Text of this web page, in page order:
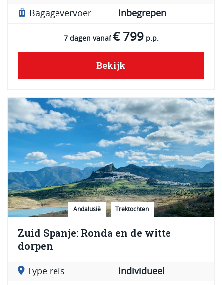
Bagagevervoer Inbegrepen
7 dagen vanaf € 799p.p.
Bekijk
Andalusië Trektochten
Zuid Spanje: Ronda en de witte
dorpen
Type reis Individueel